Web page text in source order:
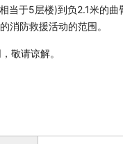
当于5层楼)到负2.1米的
消防救援活动的范围。
敬请谅解。